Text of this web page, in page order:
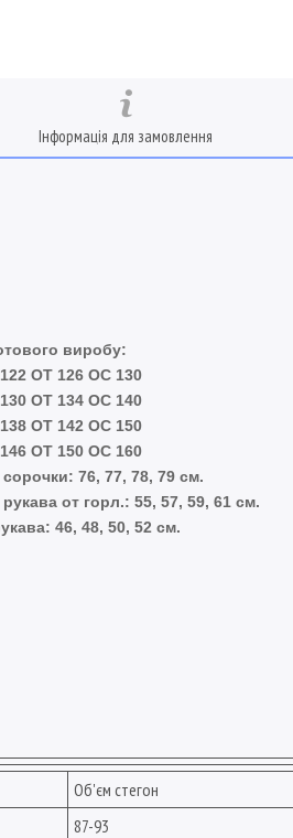
Інформація для замовлення
виробу:
ОТ 126 ОС 130
ОТ 134 ОС 140
ОТ 142 ОС 150
ОТ 150 ОС 160
76, 77, 78, 79 см.
от горл.: 55, 57, 59, 61 см.
46, 48, 50, 52 см.
Об'єм стегон
87-93